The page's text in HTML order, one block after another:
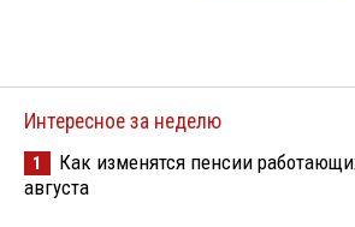
Интересное за неделю
1
Как изменятся пенсии
августа